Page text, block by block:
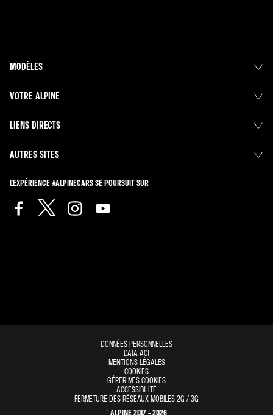
MODÈLES
VOTRE ALPINE
LIENS DIRECTS
AUTRES SITES
L'EXPÉRIENCE #ALPINECARS SE POURSUIT SUR
DONNÉES PERSONNELLES
DATA ACT
MENTIONS LÉGALES
COOKIES
GÉRER MES COOKIES
ACCESSIBILITÉ
FERMETURE DES RÉSEAUX MOBILES 2G / 3G
© ALPINE 2017 - 2026